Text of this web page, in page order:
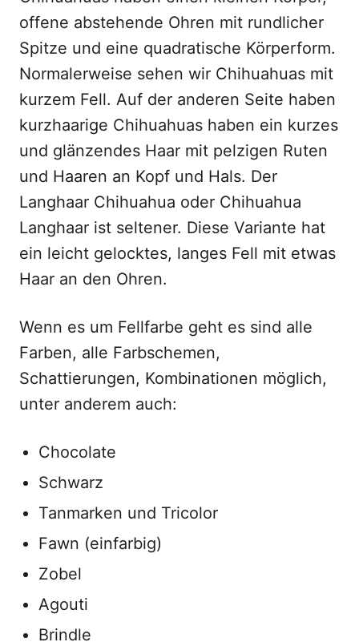
offene abstehende Ohren mit rundlicher
Spitze und eine quadratische Körperform.
Normalerweise sehen wir Chihuahuas mit
kurzem Fell. Auf der anderen Seite haben
kurzhaarige Chihuahuas haben ein kurzes
und glänzendes Haar mit pelzigen Ruten
und Haaren an Kopf und Hals. Der
Langhaar Chihuahua oder Chihuahua
Langhaar ist seltener. Diese Variante hat
ein leicht gelocktes, langes Fell mit etwas
Haar an den Ohren.
Wenn es um Fellfarbe geht es sind alle
Farben, alle Farbschemen,
Schattierungen, Kombinationen möglich,
unter anderem auch:
Chocolate
Schwarz
Tanmarken und Tricolor
Fawn (einfarbig)
Zobel
Agouti
Brindle